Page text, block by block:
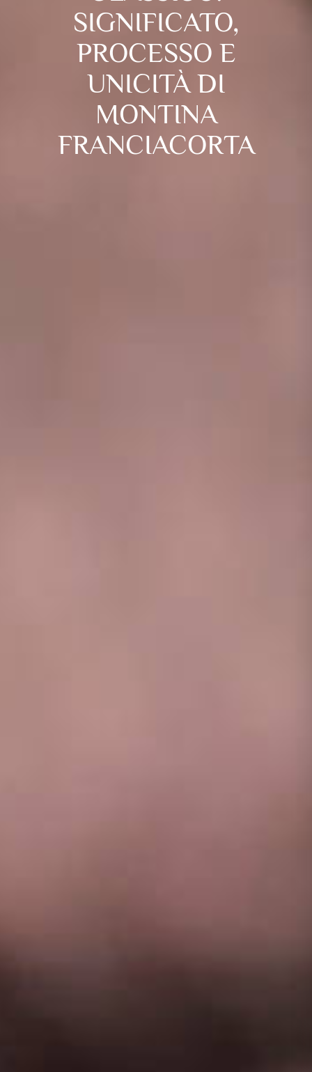
SIGNIFICATO,
PROCESSO E
UNICITÀ DI
MONTINA
FRANCIACORTA